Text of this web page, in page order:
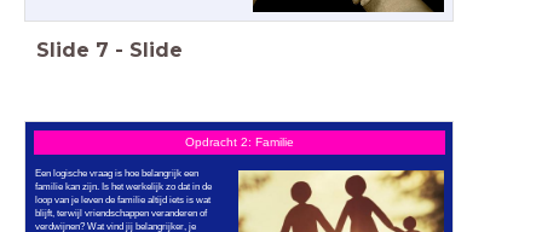
Slide 7 - Slide
Een logische vraag is hoe belangrijk een
familie kan zijn. Is het werkelijk zo dat in de
loop van je leven de familie altijd iets is wat
blijft, terwijl vriendschappen veranderen of
verdwijnen? Wat vind jij belangrijker, je
Opdracht 2: Familie